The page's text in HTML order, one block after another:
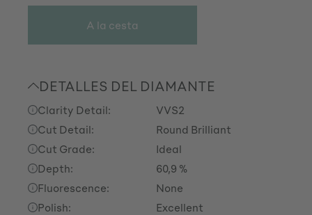
A la cesta
DETALLES DEL DIAMANTE
Clarity Detail:
VVS2
Cut Detail:
Round Brilliant
Cut Grade:
Ideal
Depth:
60,9 %
Fluorescence:
None
Polish:
Excellent